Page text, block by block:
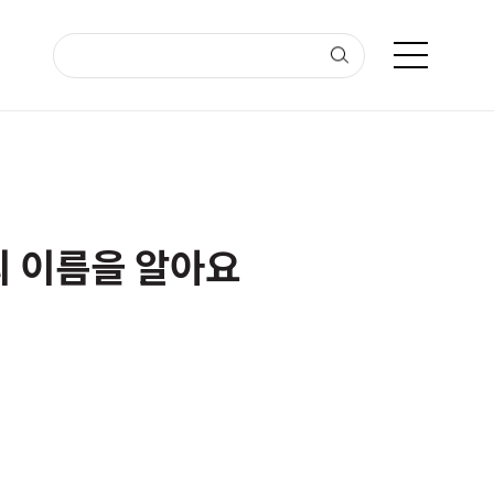
이름을 알아요